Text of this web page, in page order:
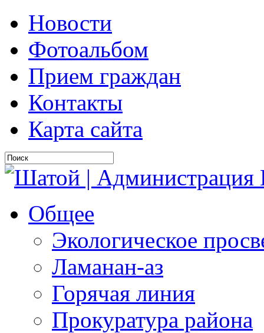
Новости
Фотоальбом
Прием граждан
Контакты
Карта сайта
Общее
Экологическое
Ламанан-аз
Горячая линия
Прокуратура района